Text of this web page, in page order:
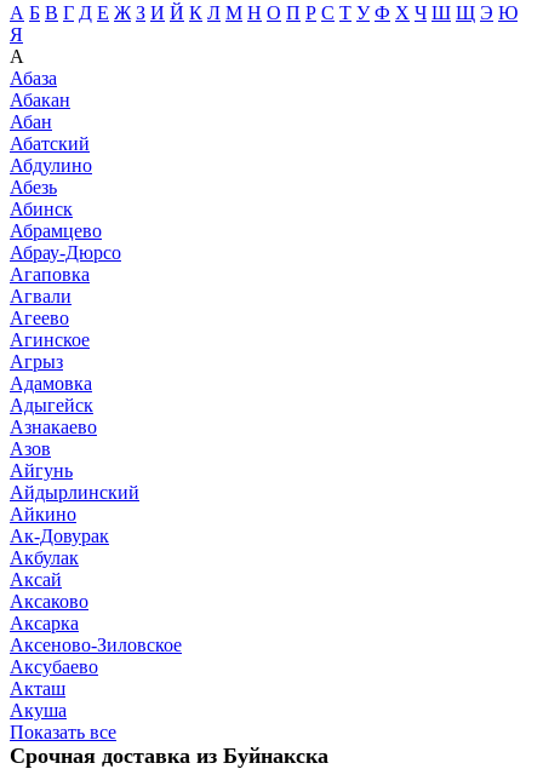
А Б В Г Д Е Ж З И Й К Л М Н О П Р С Т У Ф Х Ч Ш Щ Э Ю
Я
А
Абаза
Абакан
Абан
Абатский
Абдулино
Абезь
Абинск
Абрамцево
Абрау-Дюрсо
Агаповка
Агвали
Агеево
Агинское
Агрыз
Адамовка
Адыгейск
Азнакаево
Азов
Айгунь
Айдырлинский
Айкино
Ак-Довурак
Акбулак
Аксай
Аксаково
Аксарка
Аксеново-Зиловское
Аксубаево
Акташ
Акуша
Показать все
Срочная доставка из Буйнакска